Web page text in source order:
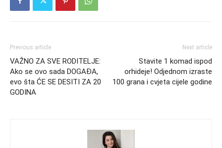
Previous article
VAŽNO ZA SVE RODITELJE:
Ako se ovo sada DOGAĐA,
evo šta ĆE SE DESITI ZA 20
GODINA
Next article
Stavite 1 komad ispod
orhideje! Odjednom izraste
100 grana i cvjeta cijele godine